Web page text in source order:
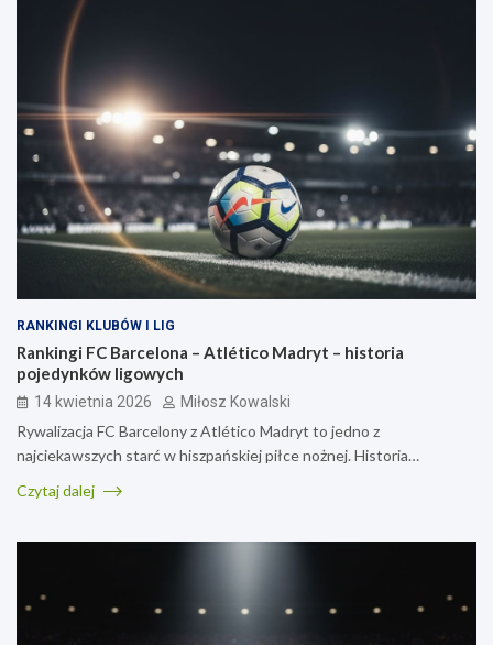
RANKINGI KLUBÓW I LIG
Rankingi FC Barcelona – Atlético Madryt – historia
pojedynków ligowych
14 kwietnia 2026 Miłosz Kowalski
Rywalizacja FC Barcelony z Atlético Madryt to jedno z
najciekawszych starć w hiszpańskiej piłce nożnej. Historia…
Czytaj dalej